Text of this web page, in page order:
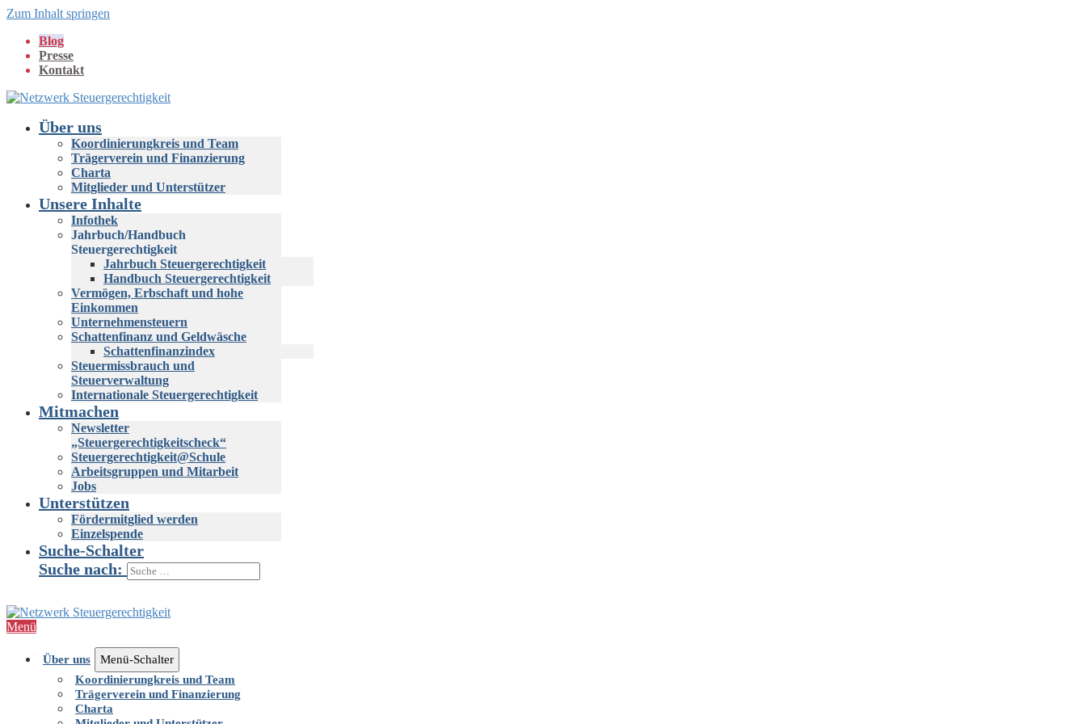
Zum Inhalt springen
Blog
Presse
Kontakt
Über uns
Koordinierungkreis und Team
Trägerverein und Finanzierung
Charta
Mitglieder und Unterstützer
Unsere Inhalte
Infothek
Jahrbuch/Handbuch
Steuergerechtigkeit
Jahrbuch Steuergerechtigkeit
Handbuch Steuergerechtigkeit
Vermögen, Erbschaft und hohe
Einkommen
Unternehmensteuern
Schattenfinanz und Geldwäsche
Schattenfinanzindex
Steuermissbrauch und
Steuerverwaltung
Internationale Steuergerechtigkeit
Mitmachen
Newsletter
„Steuergerechtigkeitscheck“
Steuergerechtigkeit@Schule
Arbeitsgruppen und Mitarbeit
Jobs
Unterstützen
Fördermitglied werden
Einzelspende
Suche-Schalter
Suche nach:
Menü
Über uns
Menü-Schalter
Koordinierungkreis und Team
Trägerverein und Finanzierung
Charta